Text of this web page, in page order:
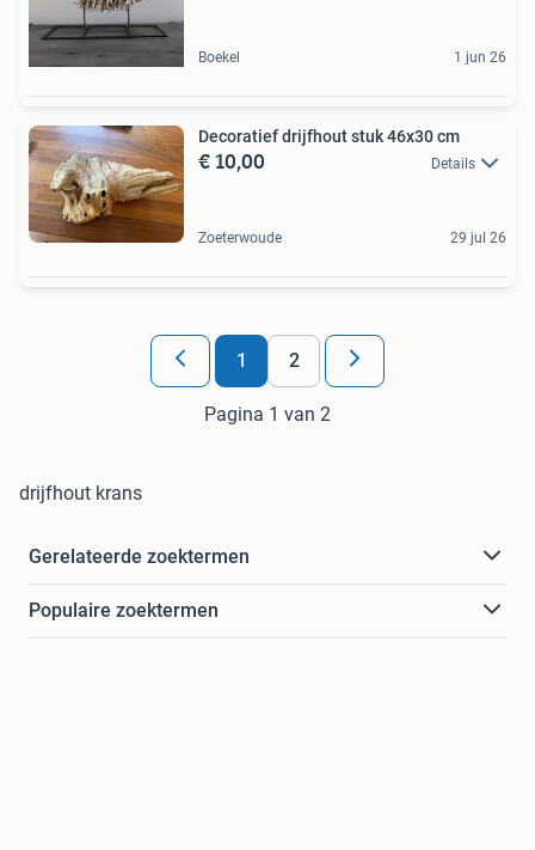
Boekel 1 jun 26
Decoratief drijfhout stuk 46x30 cm
€ 10,00 Details
Zoeterwoude 29 jul 26
1 2
Pagina 1 van 2
drijfhout krans
Gerelateerde zoektermen
Populaire zoektermen